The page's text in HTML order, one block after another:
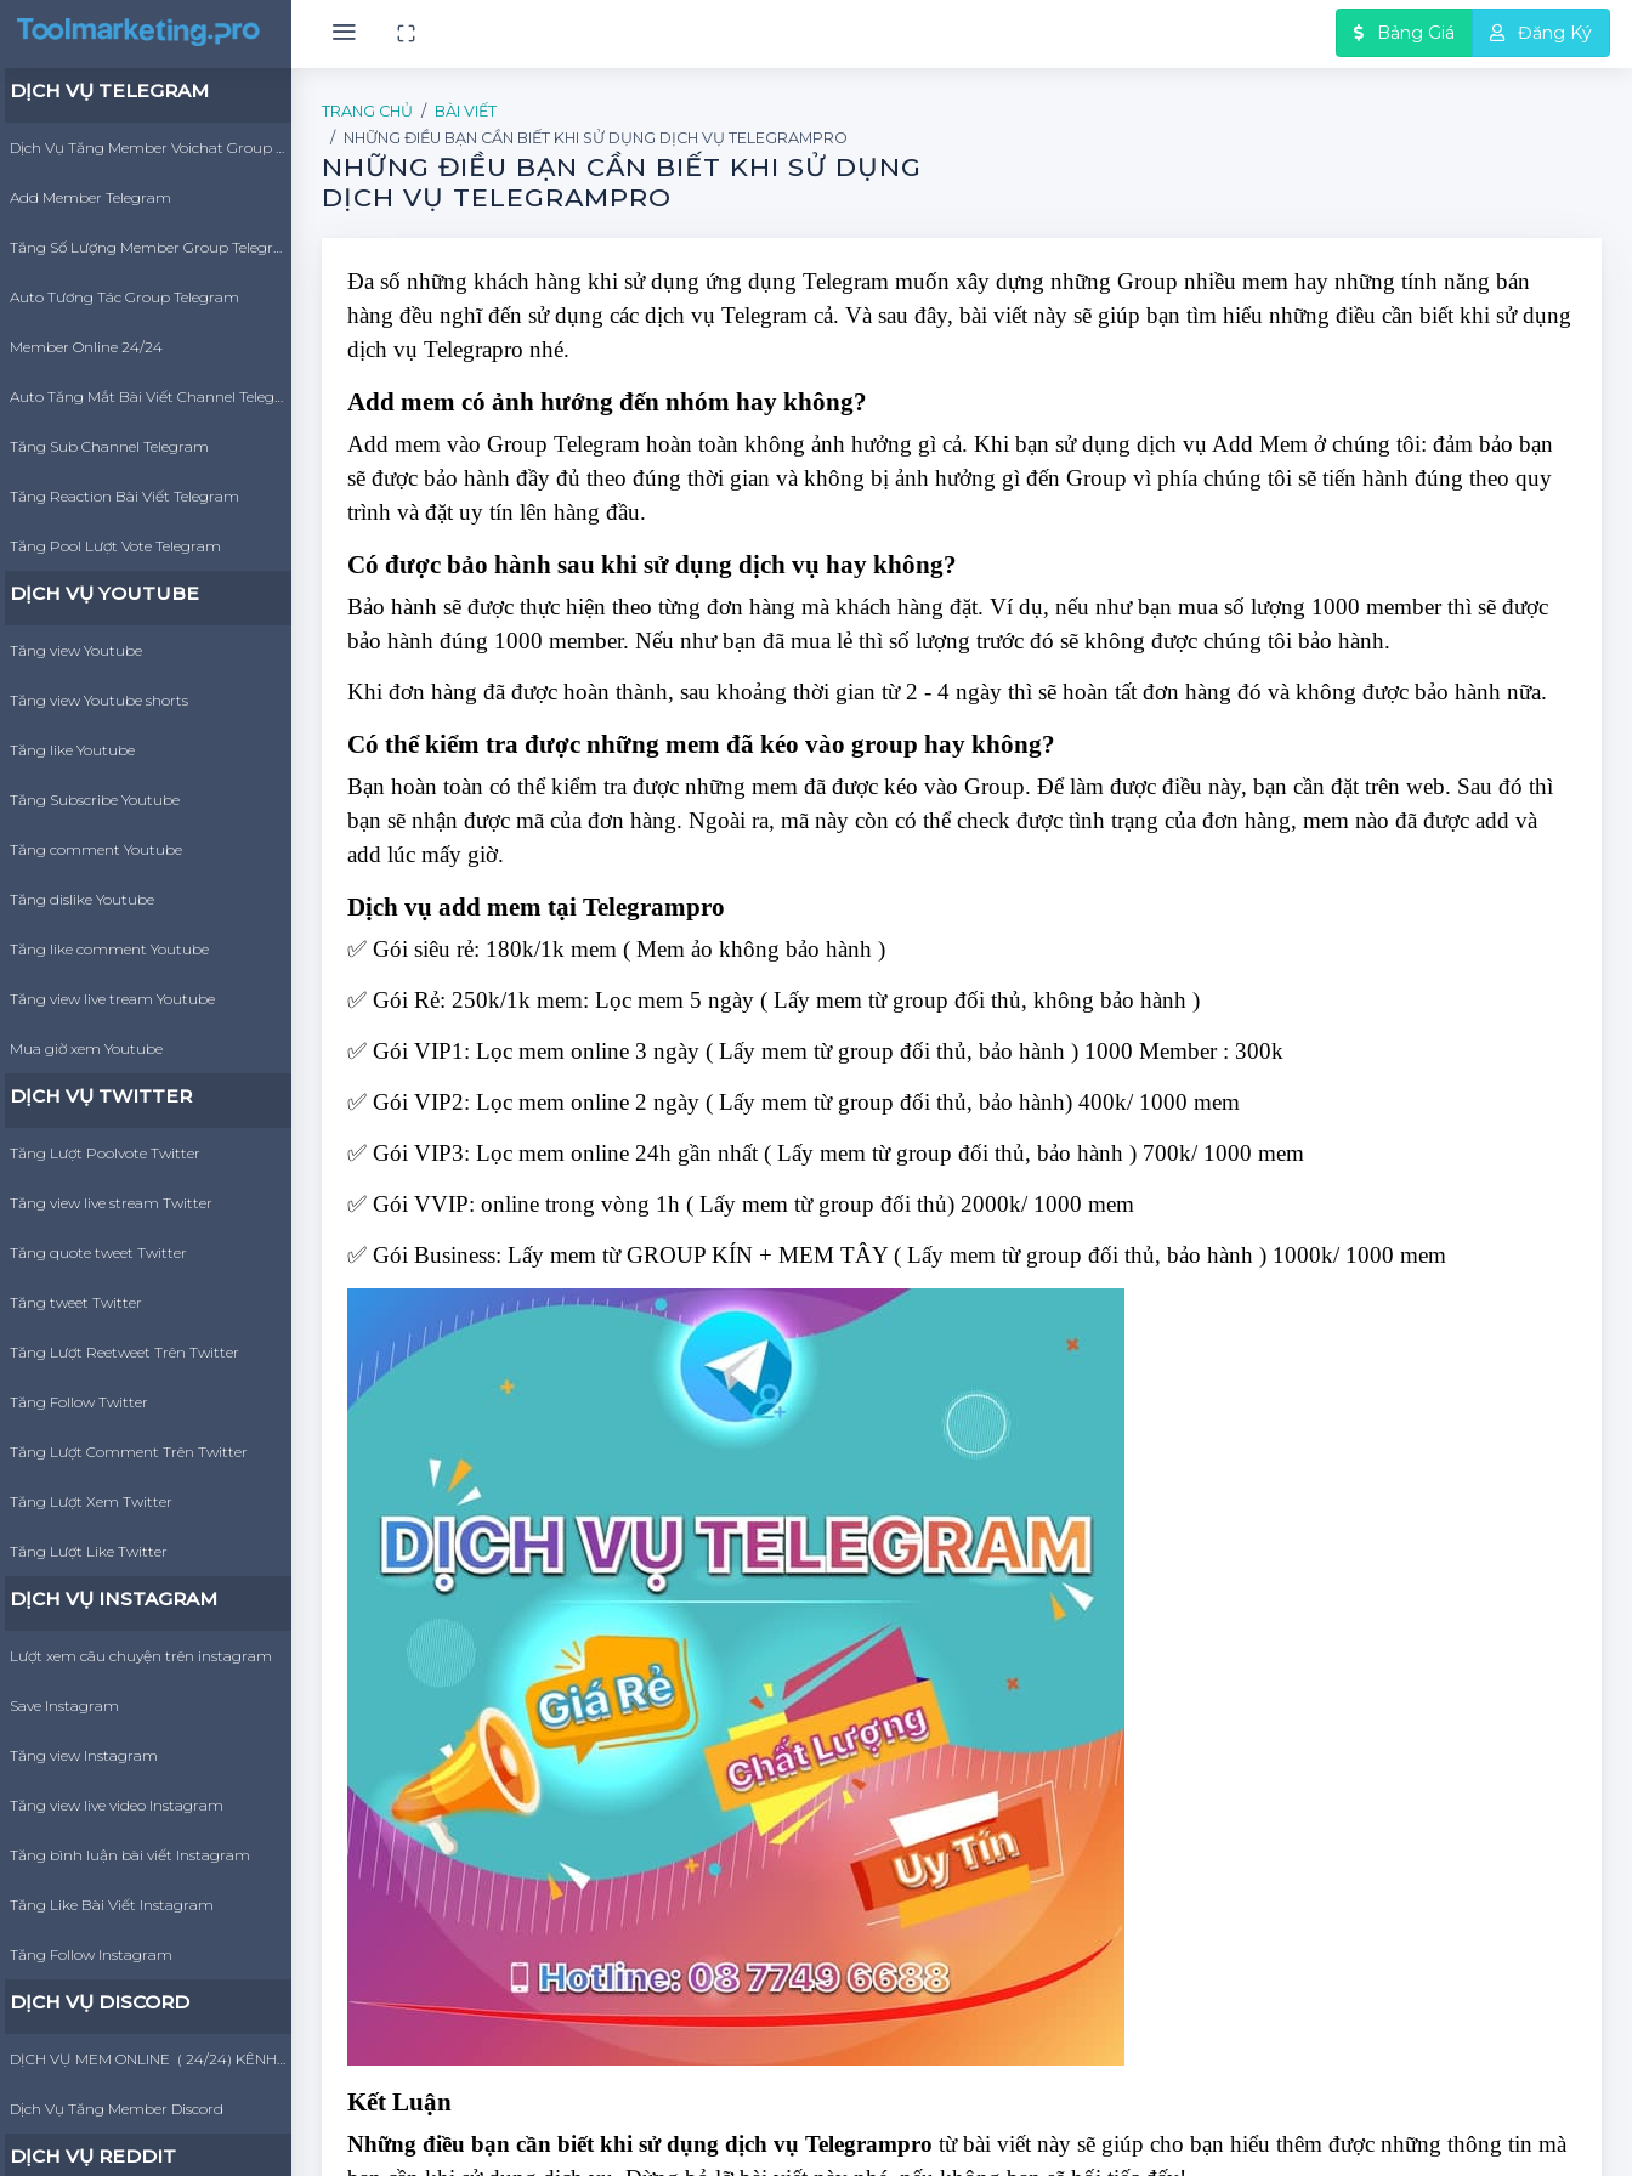
Bảng Giá Đăng Ký
DỊCH VỤ TELEGRAM
Dịch Vụ Tăng Member Voichat Group Telegram
Add Member Telegram
Tăng Số Lượng Member Group Telegram
Auto Tương Tác Group Telegram
Member Online 24/24
Auto Tăng Mắt Bài Viết Channel Telegram
Tăng Sub Channel Telegram
Tăng Reaction Bài Viết Telegram
Tăng Pool Lượt Vote Telegram
DỊCH VỤ YOUTUBE
Tăng view Youtube
Tăng view Youtube shorts
Tăng like Youtube
Tăng Subscribe Youtube
Tăng comment Youtube
Tăng dislike Youtube
Tăng like comment Youtube
Tăng view live tream Youtube
Mua giờ xem Youtube
DỊCH VỤ TWITTER
Tăng Lượt Poolvote Twitter
Tăng view live stream Twitter
Tăng quote tweet Twitter
Tăng tweet Twitter
Tăng Lượt Reetweet Trên Twitter
Tăng Follow Twitter
Tăng Lượt Comment Trên Twitter
Tăng Lượt Xem Twitter
Tăng Lượt Like Twitter
DỊCH VỤ INSTAGRAM
Lượt xem câu chuyện trên instagram
Save Instagram
Tăng view Instagram
Tăng view live video Instagram
Tăng bình luận bài viết Instagram
Tăng Like Bài Viết Instagram
Tăng Follow Instagram
DỊCH VỤ DISCORD
DỊCH VỤ MEM ONLINE ( 24/24) KÊNH DISCORD
Dịch Vụ Tăng Member Discord
DỊCH VỤ REDDIT
TRANG CHỦ
BÀI VIẾT
NHỮNG ĐIỀU BẠN CẦN BIẾT KHI SỬ DỤNG DỊCH VỤ TELEGRAMPRO
NHỮNG ĐIỀU BẠN CẦN BIẾT KHI SỬ DỤNG
DỊCH VỤ TELEGRAMPRO
Đa số những khách hàng khi sử dụng ứng dụng Telegram muốn xây dựng những Group nhiều mem hay những tính năng bán
hàng đều nghĩ đến sử dụng các dịch vụ Telegram cả. Và sau đây, bài viết này sẽ giúp bạn tìm hiểu những điều cần biết khi sử dụng
dịch vụ Telegrapro nhé.
Add mem có ảnh hướng đến nhóm hay không?
Add mem vào Group Telegram hoàn toàn không ảnh hưởng gì cả. Khi bạn sử dụng dịch vụ Add Mem ở chúng tôi: đảm bảo bạn
sẽ được bảo hành đầy đủ theo đúng thời gian và không bị ảnh hưởng gì đến Group vì phía chúng tôi sẽ tiến hành đúng theo quy
trình và đặt uy tín lên hàng đầu.
Có được bảo hành sau khi sử dụng dịch vụ hay không?
Bảo hành sẽ được thực hiện theo từng đơn hàng mà khách hàng đặt. Ví dụ, nếu như bạn mua số lượng 1000 member thì sẽ được
bảo hành đúng 1000 member. Nếu như bạn đã mua lẻ thì số lượng trước đó sẽ không được chúng tôi bảo hành.
Khi đơn hàng đã được hoàn thành, sau khoảng thời gian từ 2 - 4 ngày thì sẽ hoàn tất đơn hàng đó và không được bảo hành nữa.
Có thể kiểm tra được những mem đã kéo vào group hay không?
Bạn hoàn toàn có thể kiểm tra được những mem đã được kéo vào Group. Để làm được điều này, bạn cần đặt trên web. Sau đó thì
bạn sẽ nhận được mã của đơn hàng. Ngoài ra, mã này còn có thể check được tình trạng của đơn hàng, mem nào đã được add và
add lúc mấy giờ.
Dịch vụ add mem tại Telegrampro
✅ Gói siêu rẻ: 180k/1k mem ( Mem ảo không bảo hành )
✅ Gói Rẻ: 250k/1k mem: Lọc mem 5 ngày ( Lấy mem từ group đối thủ, không bảo hành )
✅ Gói VIP1: Lọc mem online 3 ngày ( Lấy mem từ group đối thủ, bảo hành ) 1000 Member : 300k
✅ Gói VIP2: Lọc mem online 2 ngày ( Lấy mem từ group đối thủ, bảo hành) 400k/ 1000 mem
✅ Gói VIP3: Lọc mem online 24h gần nhất ( Lấy mem từ group đối thủ, bảo hành ) 700k/ 1000 mem
✅ Gói VVIP: online trong vòng 1h ( Lấy mem từ group đối thủ) 2000k/ 1000 mem
✅ Gói Business: Lấy mem từ GROUP KÍN + MEM TÂY ( Lấy mem từ group đối thủ, bảo hành ) 1000k/ 1000 mem
Kết Luận
Những điều bạn cần biết khi sử dụng dịch vụ Telegramprotừ bài viết này sẽ giúp cho bạn hiểu thêm được những thông tin mà